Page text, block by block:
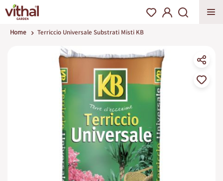
Home Terriccio Universale Substrati Misti KB